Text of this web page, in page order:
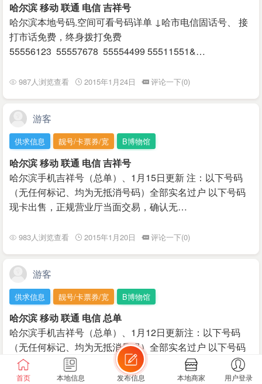
哈尔滨 移动 联通 电信 吉祥号
哈尔滨本地号码.空间可看号码详单 ↓哈市电信固话号、 接
打市话免费，终身拨打免费
55556123 55557678 55554499 55511551&…
987人浏览查看 2015年1月24日 评论一下(0)
游客
供求信息 靓号/卡票券/宽 B博物馆
哈尔滨 移动 联通 电信 吉祥号
哈尔滨手机吉祥号（总单）、1月15日更新 注：以下号码
（无任何标记、均为无抵消号码）全部实名过户 以下号码
现卡出售，正规营业厅当面交易，确认无…
983人浏览查看 2015年1月20日 评论一下(0)
游客
供求信息 靓号/卡票券/宽 B博物馆
哈尔滨 移动 联通 电信 总单
哈尔滨手机吉祥号（总单）、1月12日更新注：以下号码
（无任何标记、均为无抵消号码）全部实名过户 以下号码
现卡出售，正规营业厅当面交易，确认无误当…
首页 本地信息 发布信息 本地商家 用户登录